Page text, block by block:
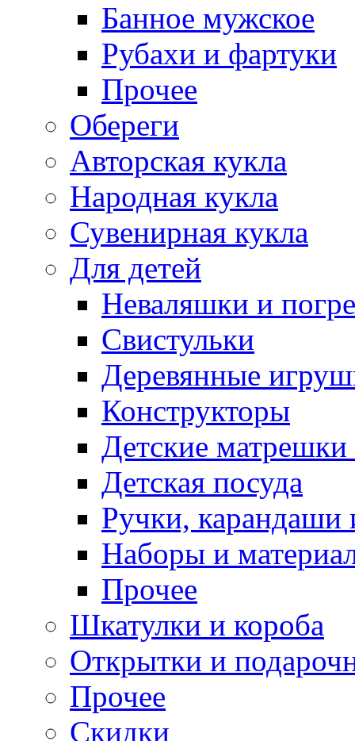
Банное мужское
Рубахи и фартуки
Прочее
Обереги
Авторская кукла
Народная кукла
Сувенирная кукла
Для детей
Неваляшки и
Свистульки
Деревянные
Конструкторы
Детские
Детская посуда
Ручки,
Наборы и
Прочее
Шкатулки и короба
Открытки и
Прочее
Скидки